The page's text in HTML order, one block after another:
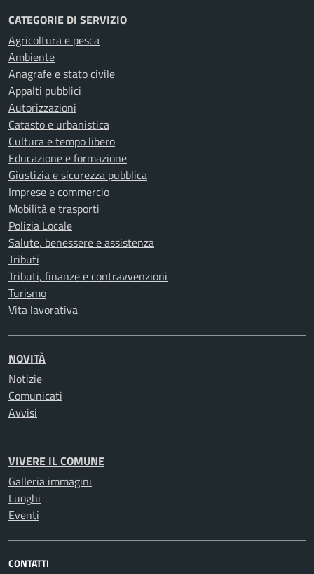
CATEGORIE DI SERVIZIO
Agricoltura e pesca
Ambiente
Anagrafe e stato civile
Appalti pubblici
Autorizzazioni
Catasto e urbanistica
Cultura e tempo libero
Educazione e formazione
Giustizia e sicurezza pubblica
Imprese e commercio
Mobilità e trasporti
Polizia Locale
Salute, benessere e assistenza
Tributi
Tributi, finanze e contravvenzioni
Turismo
Vita lavorativa
NOVITÀ
Notizie
Comunicati
Avvisi
VIVERE IL COMUNE
Galleria immagini
Luoghi
Eventi
CONTATTI